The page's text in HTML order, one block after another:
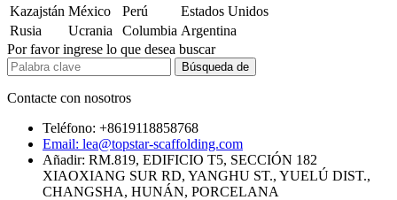
Kazajstán México Perú
Estados Unidos
Rusia
Ucrania Columbia Argentina
Por favor ingrese lo que desea buscar
Contacte con nosotros
Teléfono: +8619118858768
Email: lea@topstar-scaffolding.com
Añadir: RM.819, EDIFICIO T5, SECCIÓN 182
XIAOXIANG SUR RD, YANGHU ST., YUELÚ DIST.,
CHANGSHA, HUNÁN, PORCELANA